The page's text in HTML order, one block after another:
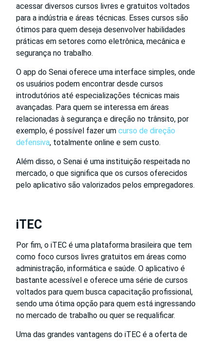
acessar diversos cursos livres e gratuitos voltados
para a indústria e áreas técnicas. Esses cursos são
ótimos para quem deseja desenvolver habilidades
práticas em setores como eletrônica, mecânica e
segurança no trabalho.
O app do Senai oferece uma interface simples, onde
os usuários podem encontrar desde cursos
introdutórios até especializações técnicas mais
avançadas. Para quem se interessa em áreas
relacionadas à segurança e direção no trânsito, por
exemplo, é possível fazer um curso de direção
defensiva, totalmente online e sem custo.
Além disso, o Senai é uma instituição respeitada no
mercado, o que significa que os cursos oferecidos
pelo aplicativo são valorizados pelos empregadores.
iTEC
Por fim, o iTEC é uma plataforma brasileira que tem
como foco cursos livres gratuitos em áreas como
administração, informática e saúde. O aplicativo é
bastante acessível e oferece uma série de cursos
voltados para quem busca capacitação profissional,
sendo uma ótima opção para quem está ingressando
no mercado de trabalho ou quer se requalificar.
Uma das grandes vantagens do iTEC é a oferta de